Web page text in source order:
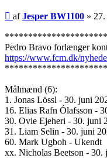
Indlæg
afJesper BW1100 »
Pedro Bravo forlænger
https://www.fcm.dk/
Målmænd (6):
1. Jonas Lössl - 30. juni
16. Elias Rafn Ólafsson -
30. Ovie Ejeheri - 30. juni
31. Liam Selin - 30. juni
60. Mark Ugboh - Ukendt
xx. Nicholas Beetson - 30.